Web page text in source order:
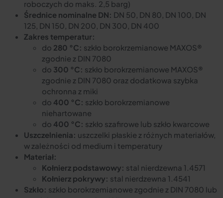
roboczych do maks. 2,5 barg)
Średnice nominalne DN: DN 50, DN 80, DN 100, DN
125, DN 150, DN 200, DN 300, DN 400
Zakres temperatur:
do 280 °C: szkło borokrzemianowe MAXOS®
zgodnie z DIN 7080
do 300 °C: szkło borokrzemianowe MAXOS®
zgodnie z DIN 7080 oraz dodatkowa szybka
ochronna z miki
do 400 °C: szkło borokrzemianowe
niehartowane
do 400 °C: szkło szafirowe lub szkło kwarcowe
Uszczelnienia: uszczelki płaskie z różnych materiałów,
w zależności od medium i temperatury
Materiał:
Kołnierz podstawowy: stal nierdzewna 1.4571
Kołnierz pokrywy: stal nierdzewna 1.4541
Szkło: szkło borokrzemianowe zgodnie z DIN 7080 lub